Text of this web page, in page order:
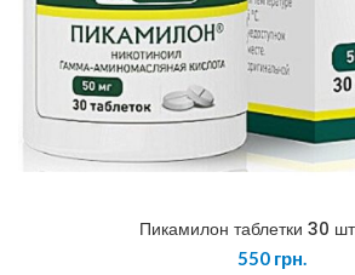
Пикамилон таблетки 30
550грн.